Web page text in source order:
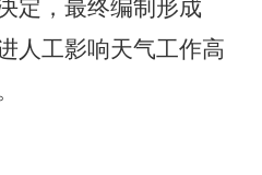
定，最终编制形成
人工影响天气工作高